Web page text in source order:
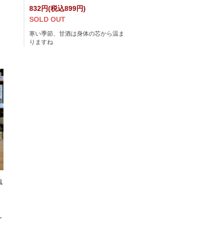
832円(税込899円)
SOLD OUT
寒い季節、甘酒は身体の芯から温ま
りますね